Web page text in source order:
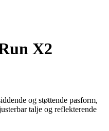
X2
og støttende pasform,
talje og reflekterende